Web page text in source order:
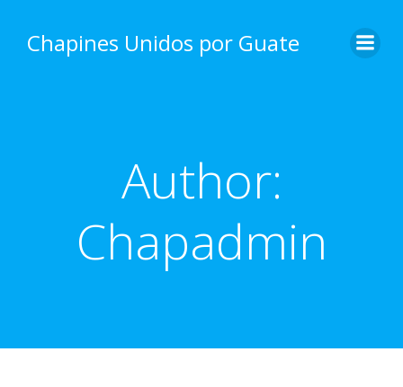
content
Chapines Unidos por Guate
Author:
Chapadmin